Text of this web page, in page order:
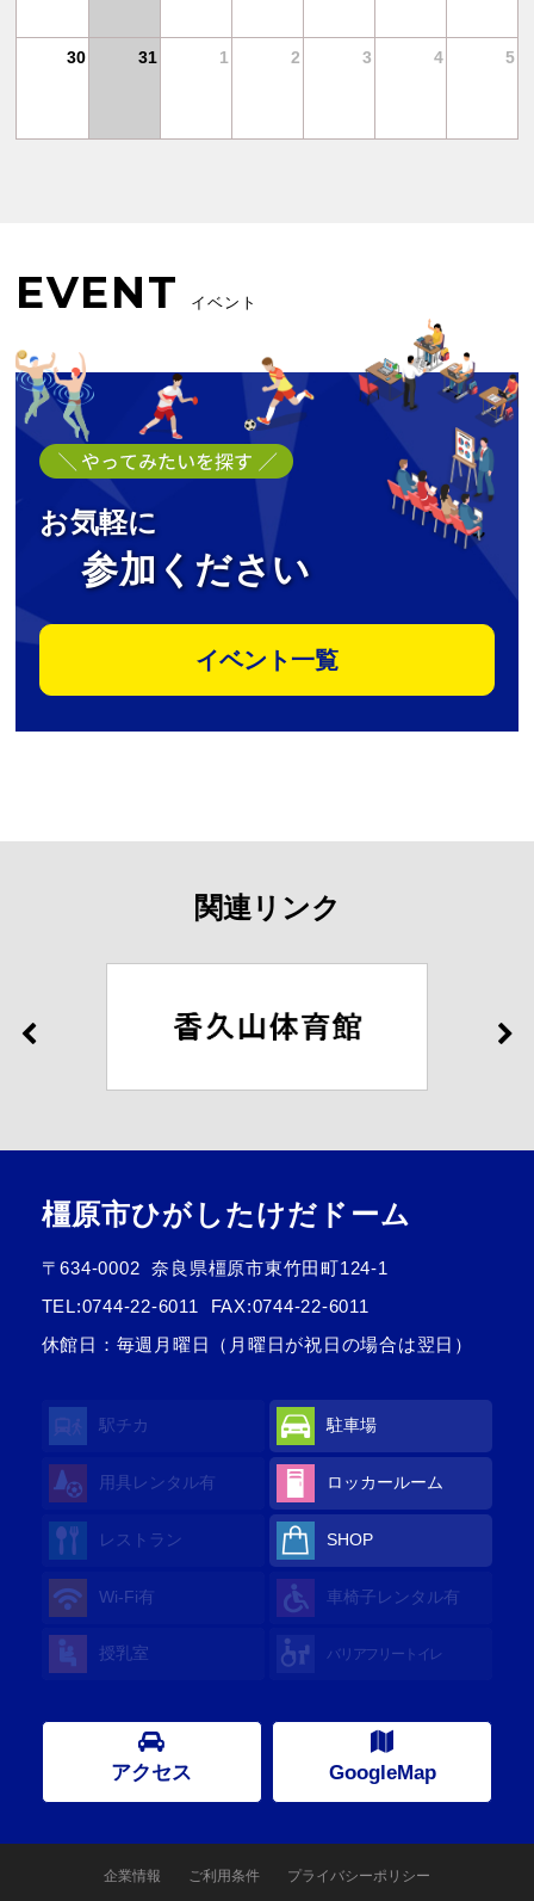
30 31 1 2 3 4 5
EVENT イベント
お気軽に
参加ください
イベント一覧
関連リンク
橿原市ひがしたけだドーム
〒634-0002
奈良県橿原市東竹田町124-1
TEL:0744-22-6011
FAX:0744-22-6011
休館日：毎週月曜日（月曜日が祝日の場合は翌日）
駅チカ 駐車場
用具レンタル有 ロッカールーム
レストラン SHOP
Wi-Fi有 車椅子レンタル有
授乳室 バリアフリートイレ
アクセス GoogleMap
企業情報 ご利用条件 プライバシーポリシー